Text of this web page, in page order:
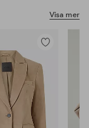
Visa mer
Lägg
i
favoriter